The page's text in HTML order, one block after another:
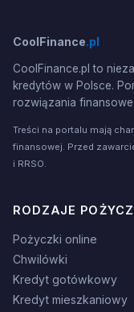
CoolFinance.pl
CoolFinance.pl to
kredytów w Polsce.
rozwiązania finansowe.
Treści na portalu mają
finansowej. Przed
i RRSO.
RODZAJE
Pożyczki online
Chwilówki
Kredyt gotówkowy
Kredyt mieszkaniowy